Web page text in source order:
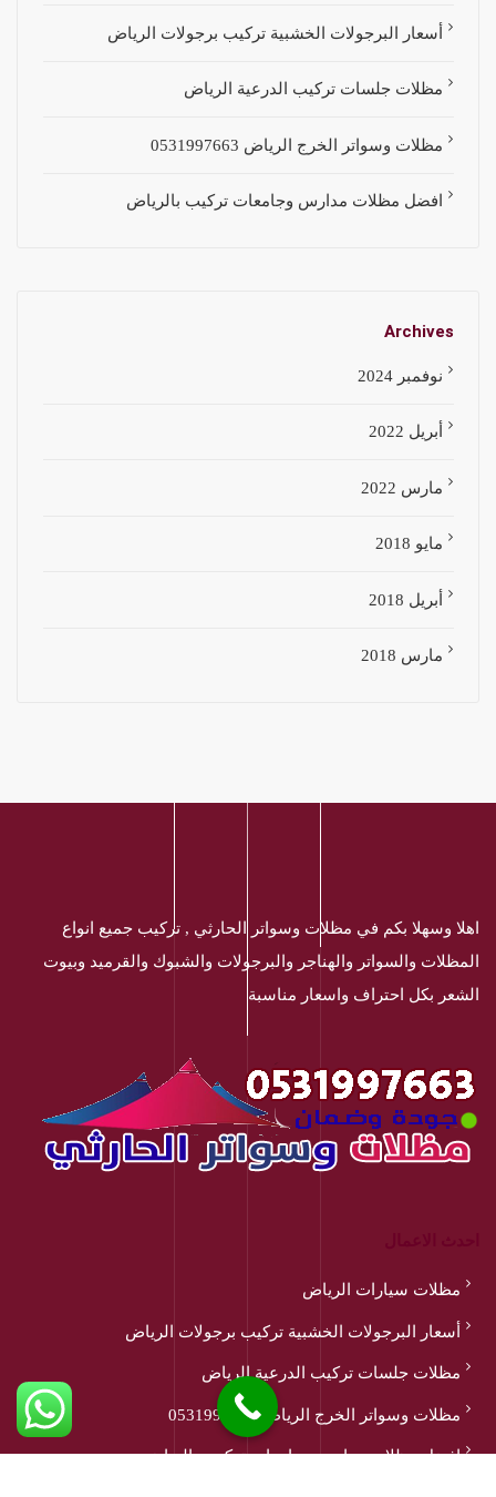
أسعار البرجولات الخشبية تركيب برجولات الرياض
مظلات جلسات تركيب الدرعية الرياض
مظلات وسواتر الخرج الرياض 0531997663
افضل مظلات مدارس وجامعات تركيب بالرياض
Archives
نوفمبر 2024
أبريل 2022
مارس 2022
مايو 2018
أبريل 2018
مارس 2018
اهلا وسهلا بكم في مظلات وسواتر الحارثي , تركيب جميع انواع
المظلات والسواتر والهناجر والبرجولات والشبوك والقرميد وبيوت
الشعر بكل احتراف واسعار مناسبة
مظلات سيارات الرياض
أسعار البرجولات الخشبية تركيب برجولات الرياض
مظلات جلسات تركيب الدرعية الرياض
مظلات وسواتر الخرج الرياض 0531997663
افضل مظلات مدارس وجامعات تركيب بالرياض